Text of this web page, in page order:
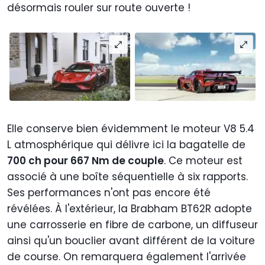
désormais rouler sur route ouverte !
Elle conserve bien évidemment le moteur V8 5.4
L atmosphérique qui délivre ici la bagatelle de
700 ch pour 667 Nm de couple. Ce moteur est
associé à une boîte séquentielle à six rapports.
Ses performances n'ont pas encore été
révélées. À l'extérieur, la Brabham BT62R adopte
une carrosserie en fibre de carbone, un diffuseur
ainsi qu'un bouclier avant différent de la voiture
de course. On remarquera également l'arrivée